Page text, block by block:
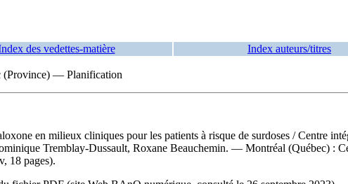
des vedettes-matière Index auteurs/titres
(Province) — Planification
en milieux cliniques pour les patients à risque de surdoses / Centre
Tremblay-Dussault, Roxane Beauchemin. — Montréal (Québec) :
18 pages).